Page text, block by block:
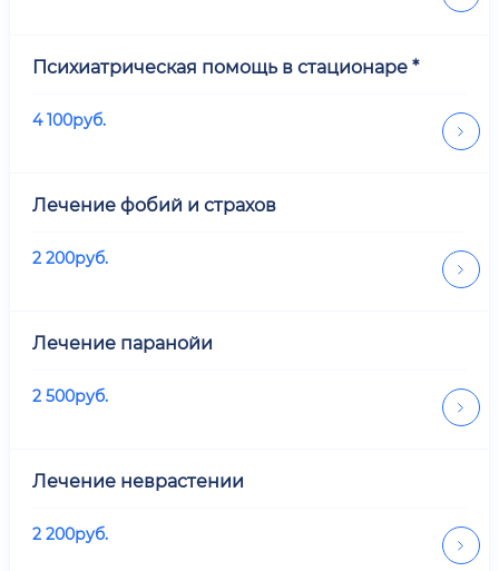
Психиатрическая помощь в стационаре *
4 100руб.
Лечение фобий и страхов
2 200руб.
Лечение паранойи
2 500руб.
Лечение неврастении
2 200руб.